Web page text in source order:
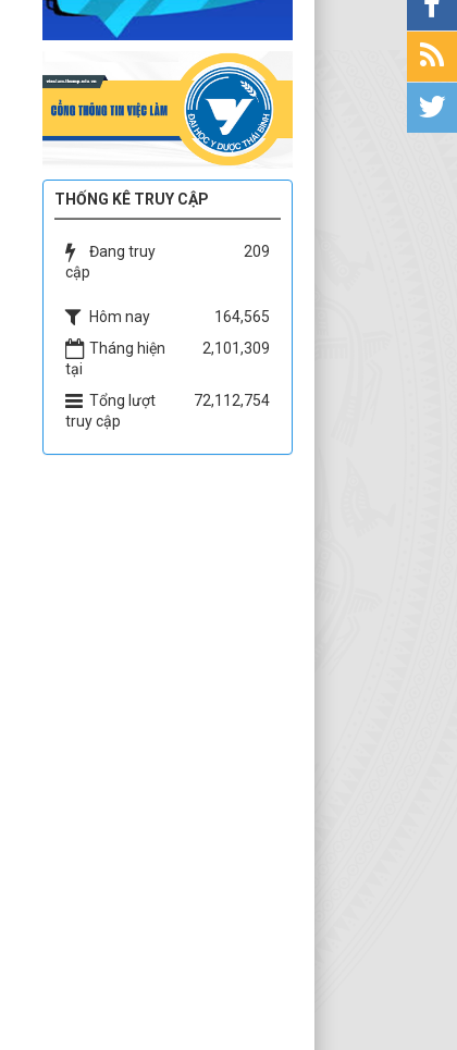
THỐNG KÊ TRUY CẬP
Đang truy
cập
209
Hôm nay
164,565
Tháng hiện
tại
2,101,309
Tổng lượt
truy cập
72,112,754